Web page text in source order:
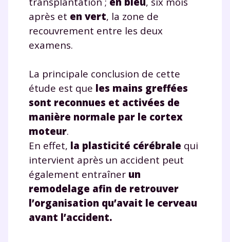
après et en vert, la zone de
recouvrement entre les deux
examens.
La principale conclusion de cette
étude est que les mains greffées
sont reconnues et activées de
manière normale par le cortex
moteur.
En effet, la plasticité cérébrale qui
intervient après un accident peut
également entraîner un
remodelage afin de retrouver
l’organisation qu’avait le cerveau
avant l’accident.
Testez gratuitement
pendant 24h notre
plateforme de soutien
Fiches de cours et vidéos,exercices
corrigés,podcasts de révisions
Unespace dédié aux parentspour
suivre les progrès
Tout le programme scolaire du CP à
la Terminale
Des profs expérimentés disponibles
à la demande par tchat, audio ou
vidéo